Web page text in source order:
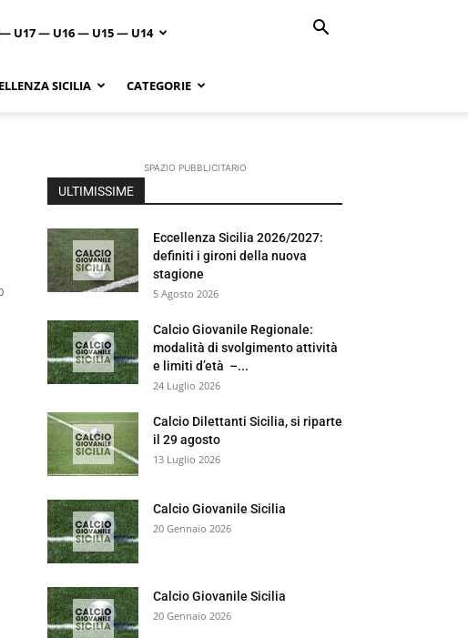
— U17 — U16 — U15 — U14
SICILIA CATEGORIE
SPAZIO PUBBLICITARIO
ULTIMISSIME
Eccellenza Sicilia 2026/2027:
definiti i gironi della nuova
stagione
5 Agosto 2026
Calcio Giovanile Regionale:
modalità di svolgimento attività
e limiti d’età –...
24 Luglio 2026
Calcio Dilettanti Sicilia, si riparte
il 29 agosto
13 Luglio 2026
Calcio Giovanile Sicilia
20 Gennaio 2026
Calcio Giovanile Sicilia
20 Gennaio 2026